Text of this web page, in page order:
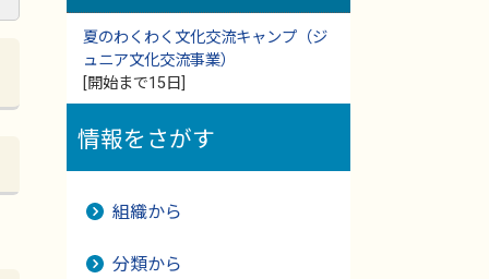
夏のわくわく文化交流キャンプ（ジ
ュニア文化交流事業）
[開始まで15日]
情報をさがす
組織から
分類から